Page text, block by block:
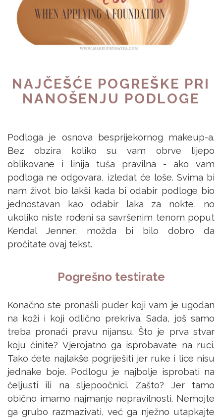
NAJČEŠĆE POGREŠKE PRI
NANOŠENJU PODLOGE
Podloga je osnova besprijekornog makeup-a.
Bez obzira koliko su vam obrve lijepo
oblikovane i linija tuša pravilna - ako vam
podloga ne odgovara, izledat će loše. Svima bi
nam život bio lakši kada bi odabir podloge bio
jednostavan kao odabir laka za nokte, no
ukoliko niste rođeni sa savršenim tenom poput
Kendal Jenner, možda bi bilo dobro da
pročitate ovaj tekst.
Pogrešno testirate
Konačno ste pronašli puder koji vam je ugodan
na koži i koji odlično prekriva. Sada, još samo
treba pronaći pravu nijansu. Što je prva stvar
koju činite? Vjerojatno ga isprobavate na ruci.
Tako ćete najlakše pogriješiti jer ruke i lice nisu
jednake boje. Podlogu je najbolje isprobati na
čeljusti ili na sljepoočnici. Zašto? Jer tamo
obično imamo najmanje nepravilnosti. Nemojte
ga grubo razmazivati, već ga nježno utapkajte